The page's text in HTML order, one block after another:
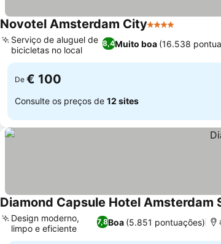
Novotel Amsterdam City4 Estrelas
8,4Muito boa (16.538
Serviço de aluguel de
bicicletas no local
De € 100
Consulte os preços de 12 sites
Diamond Capsule Hotel Amsterdam
7,8Boa (5.851 pontuações)
Design moderno,
limpo e eficiente